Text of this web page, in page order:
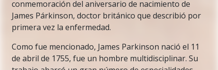
conmemoración del aniversario de nacimiento de
James Párkinson, doctor británico que describió por
primera vez la enfermedad.
Como fue mencionado, James Parkinson nació el 11
de abril de 1755, fue un hombre multidisciplinar. Su